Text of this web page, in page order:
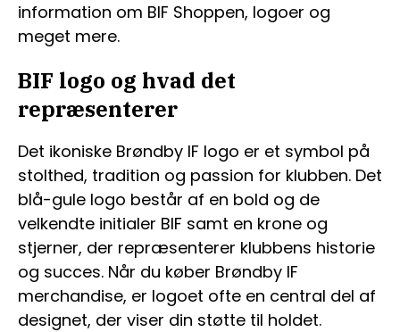
information om BIF Shoppen, logoer og
meget mere.
BIF logo og hvad det
repræsenterer
Det ikoniske Brøndby IF logo er et symbol på
stolthed, tradition og passion for klubben. Det
blå-gule logo består af en bold og de
velkendte initialer BIF samt en krone og
stjerner, der repræsenterer klubbens historie
og succes. Når du køber Brøndby IF
merchandise, er logoet ofte en central del af
designet, der viser din støtte til holdet.